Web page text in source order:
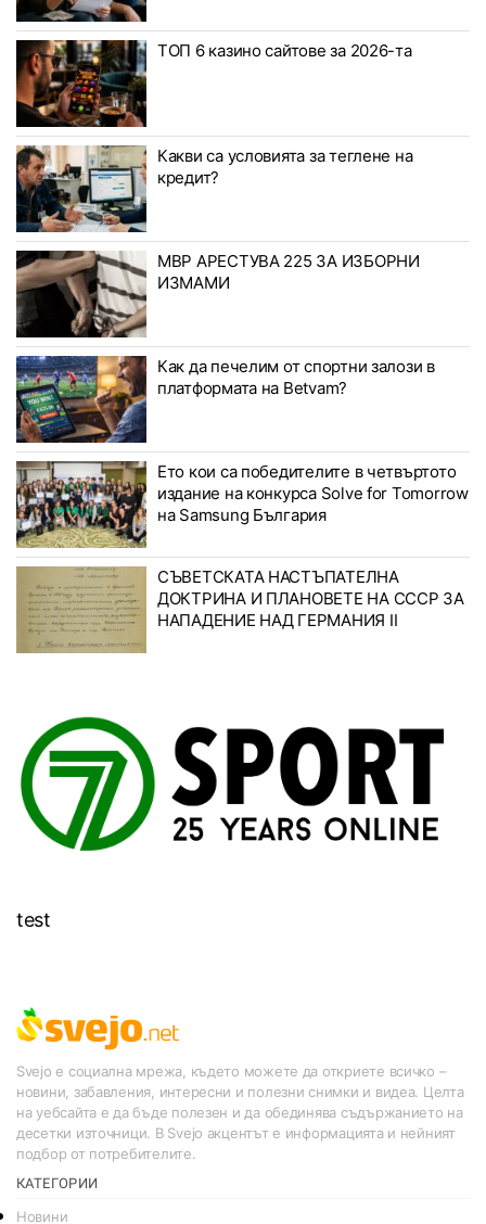
ТОП 6 казино сайтове за 2026-та
Какви са условията за теглене на
кредит?
МВР АРЕСТУВА 225 ЗА ИЗБОРНИ
ИЗМАМИ
Как да печелим от спортни залози в
платформата на Betvam?
Ето кои са победителите в четвъртото
издание на конкурса Solve for Tomorrow
на Samsung България
СЪВЕТСКАТА НАСТЪПАТЕЛНА
ДОКТРИНА И ПЛАНОВЕТЕ НА СССР ЗА
НАПАДЕНИЕ НАД ГЕРМАНИЯ II
test
Svejo е социална мрежа, където можете да откриете всичко –
новини, забавления, интересни и полезни снимки и видеа. Целта
на уебсайта е да бъде полезен и да обединява съдържанието на
десетки източници. В Svejo акцентът е информацията и нейният
подбор от потребителите.
КАТЕГОРИИ
Новини